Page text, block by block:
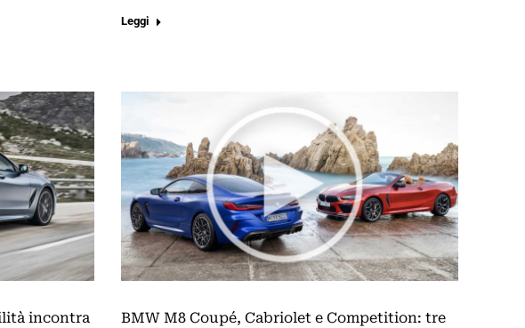
Leggi
incontra
BMW M8 Coupé, Cabriolet e Competition: tre